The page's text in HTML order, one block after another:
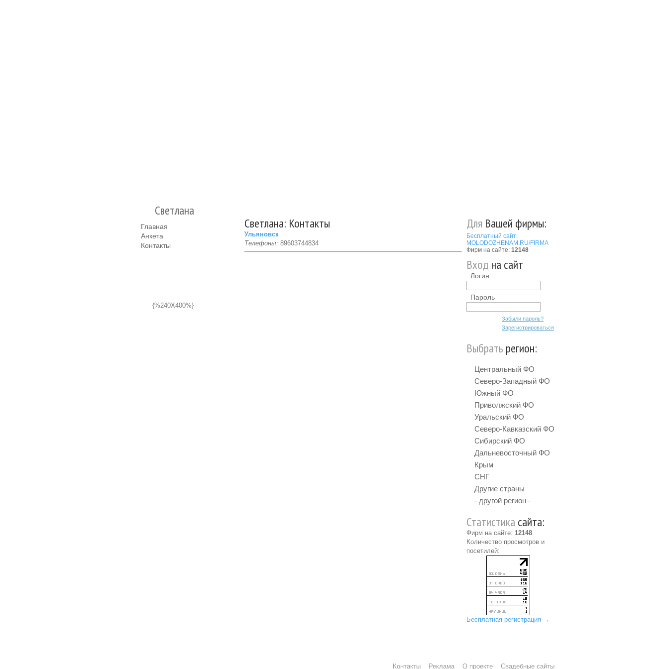
Светлана
Главная
Анкета
Контакты
{%240X400%}
Светлана: Контакты
Ульяновск
Телефоны: 89603744834
Для Вашей фирмы:
Бесплатный сайт:
MOLODOZHENAM.RU/FIRMA
Фирм на сайте: 12148
Вход на сайт
Логин
Пароль
Забыли пароль?
Зарегистрироваться
Выбрать регион:
Центральный ФО
Северо-Западный ФО
Южный ФО
Приволжский ФО
Уральский ФО
Северо-Кавказский ФО
Сибирский ФО
Дальневосточный ФО
Крым
СНГ
Другие страны
- другой регион -
Статистика сайта:
Фирм на сайте: 12148
Количество просмотров и
посетилей:
Бесплатная регистрация →
Контакты Реклама О проекте Свадебные сайты